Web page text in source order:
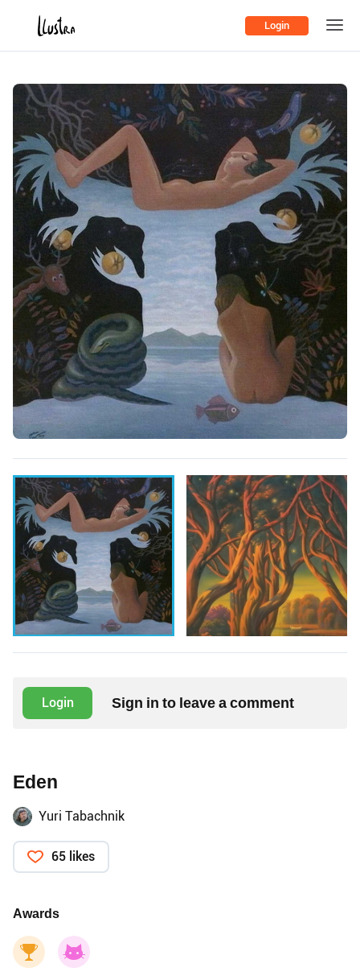
Login
Login Sign in to leave a comment
Eden
Yuri Tabachnik
65 likes
Awards